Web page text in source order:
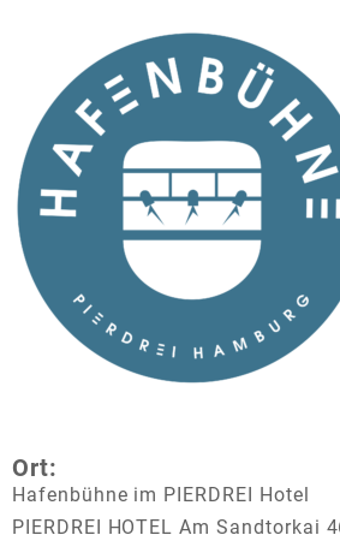
Ort:
Hafenbühne im PIERDREI Hotel
PIERDREI HOTEL Am Sandtorkai